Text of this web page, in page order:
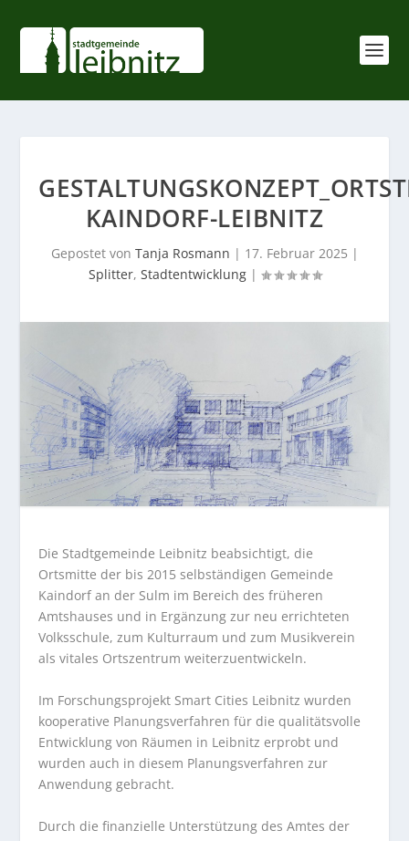
KAINDORF-LEIBNITZ
Gepostet von Tanja Rosmann | 17. Februar 2025 |
Splitter, Stadtentwicklung|
Die Stadtgemeinde Leibnitz beabsichtigt, die
Ortsmitte der bis 2015 selbständigen Gemeinde
Kaindorf an der Sulm im Bereich des früheren
Amtshauses und in Ergänzung zur neu errichteten
Volksschule, zum Kulturraum und zum Musikverein
als vitales Ortszentrum weiterzuentwickeln.
Im Forschungsprojekt Smart Cities Leibnitz wurden
kooperative Planungsverfahren für die qualitätsvolle
Entwicklung von Räumen in Leibnitz erprobt und
wurden auch in diesem Planungsverfahren zur
Anwendung gebracht.
Durch die finanzielle Unterstützung des Amtes der